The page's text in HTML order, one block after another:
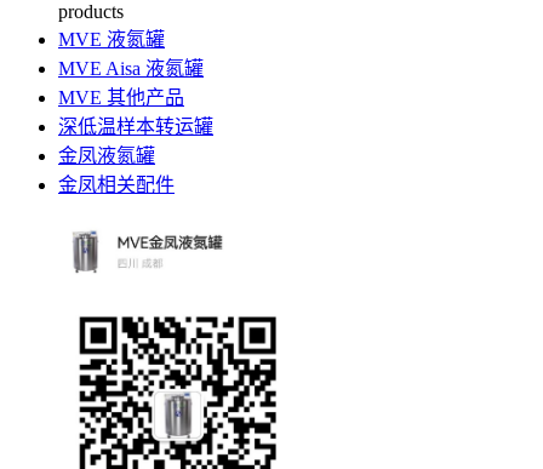
products
MVE 液氮罐
MVE Aisa 液氮罐
MVE 其他产品
深低温样本转运罐
金凤液氮罐
金凤相关配件